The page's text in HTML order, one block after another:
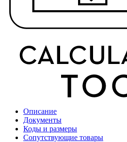
Описание
Документы
Коды и размеры
Сопутствующие товары